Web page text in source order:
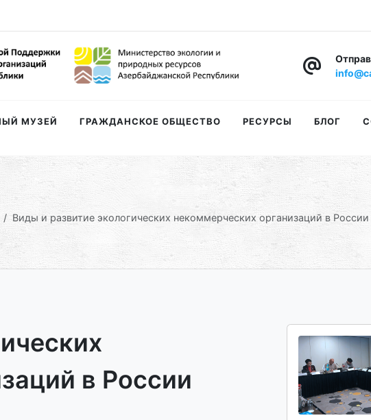
МУЗЕЙ ГРАЖДАНСКОЕ ОБЩЕСТВО РЕСУРСЫ БЛОГ
Виды и развитие экологических некоммерческих организаций в России
в России